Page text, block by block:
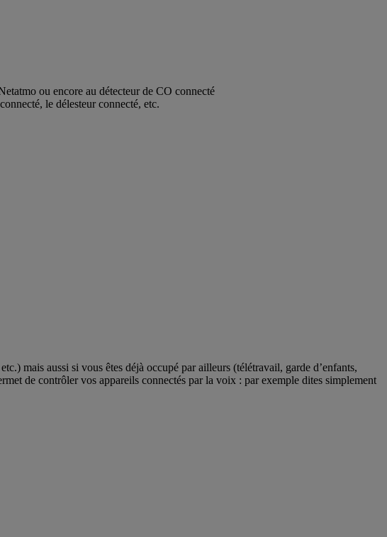
ou encore au détecteur de CO connecté
le délesteur connecté, etc.
mais aussi si vous êtes déjà occupé par ailleurs (télétravail, garde d’enfants,
de contrôler vos appareils connectés par la voix : par exemple dites simplement